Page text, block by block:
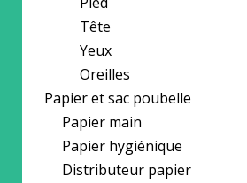
Tête
Yeux
Oreilles
Papier et sac poubelle
Papier main
Papier hygiénique
Distributeur papier